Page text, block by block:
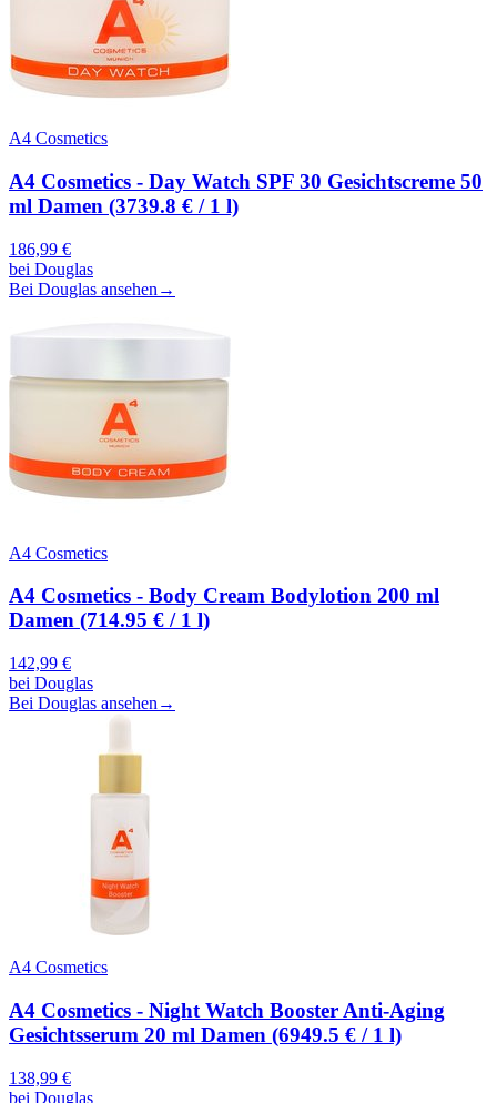
A4 Cosmetics
A4 Cosmetics - Day Watch SPF 30 Gesichtscreme 50
ml Damen (3739.8 € / 1 l)
186,99 €
bei Douglas
Bei Douglas ansehen →
A4 Cosmetics
A4 Cosmetics - Body Cream Bodylotion 200 ml
Damen (714.95 € / 1 l)
142,99 €
bei Douglas
Bei Douglas ansehen →
A4 Cosmetics
A4 Cosmetics - Night Watch Booster Anti-Aging
Gesichtsserum 20 ml Damen (6949.5 € / 1 l)
138,99 €
bei Douglas